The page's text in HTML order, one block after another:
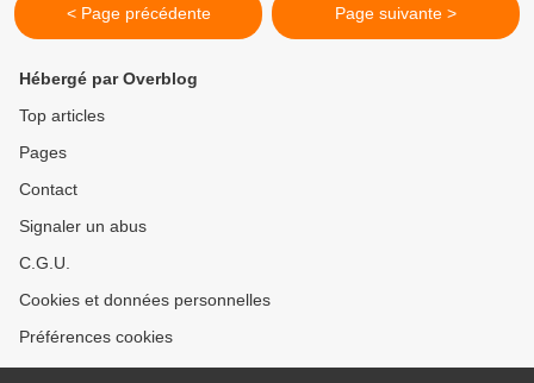
< Page précédente Page suivante >
Hébergé par Overblog
Top articles
Pages
Contact
Signaler un abus
C.G.U.
Cookies et données personnelles
Préférences cookies